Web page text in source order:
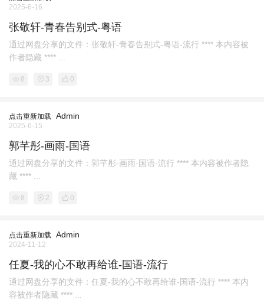
2025-6-16
张敬轩-青春告别式-粤语
通过网盘分享的文件：张敬轩-青春告别式-粤语-流行 **** 本内容被
作者隐藏 **** ...
8 3 0
点击重新加载 Admin
2025-6-15
郭芊彤-画雨-国语
通过网盘分享的文件：郭芊彤-画雨-国语-流行 **** 本内容被作者隐
藏 **** ...
8 2 0
点击重新加载 Admin
2024-11-12
任夏-我的心不敢再给谁-国语-流行
通过网盘分享的文件：任夏-我的心不敢再给谁-国语-流行 **** 本内
容被作者隐藏 **** ...